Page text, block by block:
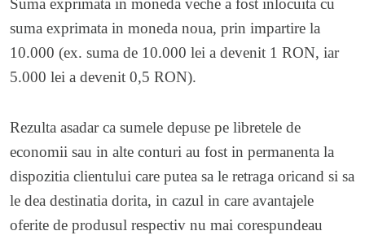
Suma exprimata in moneda veche a fost inlocuita cu
suma exprimata in moneda noua, prin impartire la
10.000 (ex. suma de 10.000 lei a devenit 1 RON, iar
5.000 lei a devenit 0,5 RON).
Rezulta asadar ca sumele depuse pe libretele de
economii sau in alte conturi au fost in permanenta la
dispozitia clientului care putea sa le retraga oricand si sa
le dea destinatia dorita, in cazul in care avantajele
oferite de produsul respectiv nu mai corespundeau